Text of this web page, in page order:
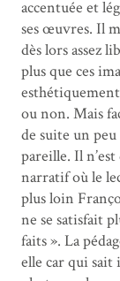
accentuée et
ses œuvres. Il
dès lors assez
plus que ces
ou non. Mais
de suite un peu
pareille. Il
narratif où le
plus loin
ne se satisfait
faits ». La
elle car qui